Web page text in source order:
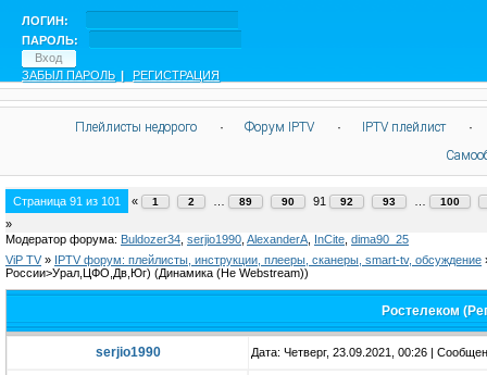
ЛОГИН:
ПАРОЛЬ:
ЗАБЫЛ ПАРОЛЬ | РЕГИСТРАЦИЯ
Плейлисты недорого · Форум IPTV · IPTV плейлист
·
Страница 91 из 101 « 1 2 89 90 91 92 93 100
»
Модератор форума: Buldozer34 serjio1990 AlexanderA InCite dima90_25
ViP TV » IPTV форум: плейлисты, инструкции, плееры, сканеры, smart-tv, обсуждение
России>Урал,ЦФО,Дв,Юг) (Динамика (Не Webstream))
Ростелеком
serjio1990 Дата: Четверг, 23.09.2021, 00:26 |